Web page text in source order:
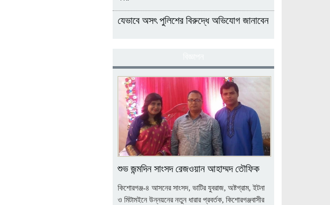
যেভাবে অসৎ পুলিশের বিরুদ্ধে অভিযোগ জানাবেন
শুভ জন্মদিন সাংসদ রেজওয়ান আহাম্মদ তৌফিক
কিশোরগঞ্জ-৪ আসনের সাংসদ, ভাটির যুবরাজ, অষ্টগ্রাম, ইটনা
ও মিটামইনে উন্নয়নের নতুন ধারার প্রবর্তক, কিশোরগঞ্জবাসীর